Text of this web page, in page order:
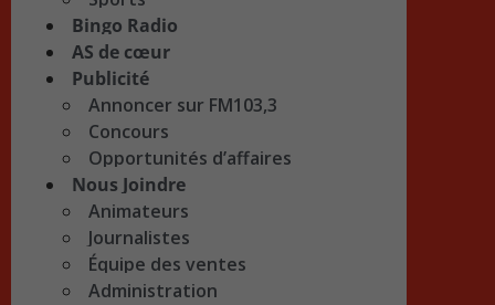
Bingo Radio
AS de cœur
Publicité
Annoncer sur FM103,3
Concours
Opportunités d’affaires
Nous Joindre
Animateurs
Journalistes
Équipe des ventes
Administration